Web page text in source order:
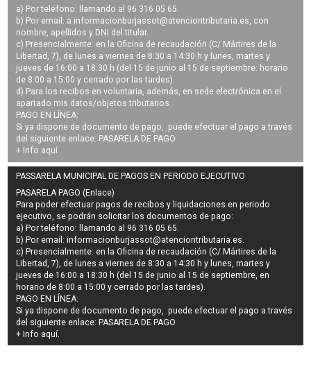
a) Por teléfono: llamando al 96 316 05 65.
b) Por email: a informacionburjassot@atenciontributaria.es, con
nombre, apellidos y DNI del titular.
c) Presencialmente: en la Oficina de recaudación (C/ Mártires de la
Libertad, 7), de lunes a viernes de 8:30 a 14:30 h y lunes, martes y
jueves de 16:00 a 18:30 h (del 15 de junio al 15 de septiembre: horario
de 8:00 a 15:00 y cerrado por las tardes).
d) Para los recibos en voluntaria, además, en sede electrónica en el
apartado mis datos/objetos tributarios.
PAGO EN LÍNEA:
Si ya dispone de documento de pago, puede efectuar el pago a través
del siguiente enlace: PASARELA DE PAGO
+ Info aquí.
PASSARELA MUNICIPAL DE PAGOS EN PERIODO EJECUTIVO
PASARELA PAGO (Enlace)
Para poder efectuar pagos derecibos y liquidaciones en periodo
ejecutivo , se podrán solicitar los documentos de pago:
a) Por teléfono: llamando al 96 316 05 65.
b) Por email:informacionburjassot@atenciontributaria.es
c) Presencialmente: en la Oficina de recaudación (C/ Mártires de la
Libertad, 7), de lunes a viernes de 8:30 a 14:30 h y lunes, martes y
jueves de 16:00 a 18:30 h (del 15 de junio al 15 de septiembre, en
horario de 8:00 a 15:00 y cerrado por las tardes).
PAGO EN LÍNEA:
Si ya dispone de documento de pago, puede efectuar el pago a través
del siguiente enlace:PASARELA DE PAGO
+ Info aquí